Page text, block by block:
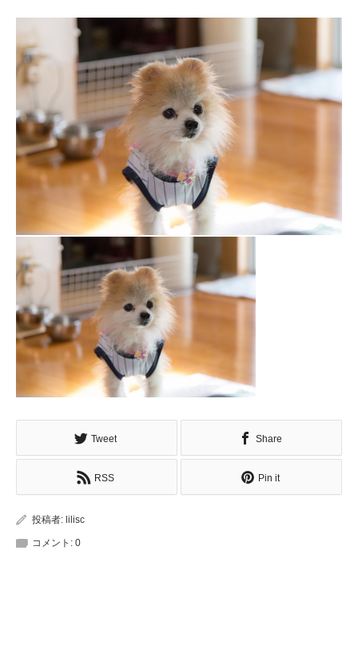
Tweet Share
RSS Pin it
投稿者: lilisc
コメント: 0